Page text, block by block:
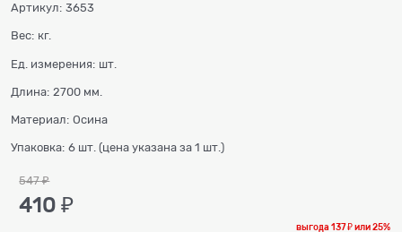
Артикул: 3653
Вес: кг.
Ед. измерения: шт.
Длина: 2700 мм.
Материал: Осина
Упаковка: 6 шт. (цена указана за 1 шт.)
547 ₽
410 ₽
выгода137 ₽или25%